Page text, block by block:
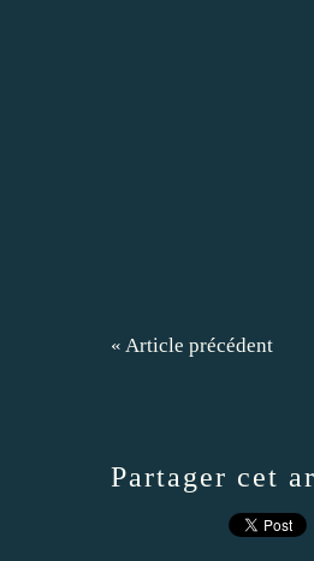
« Article précédent
Partager cet